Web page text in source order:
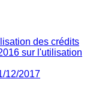
des crédits
sur l'utilisation
12/2017